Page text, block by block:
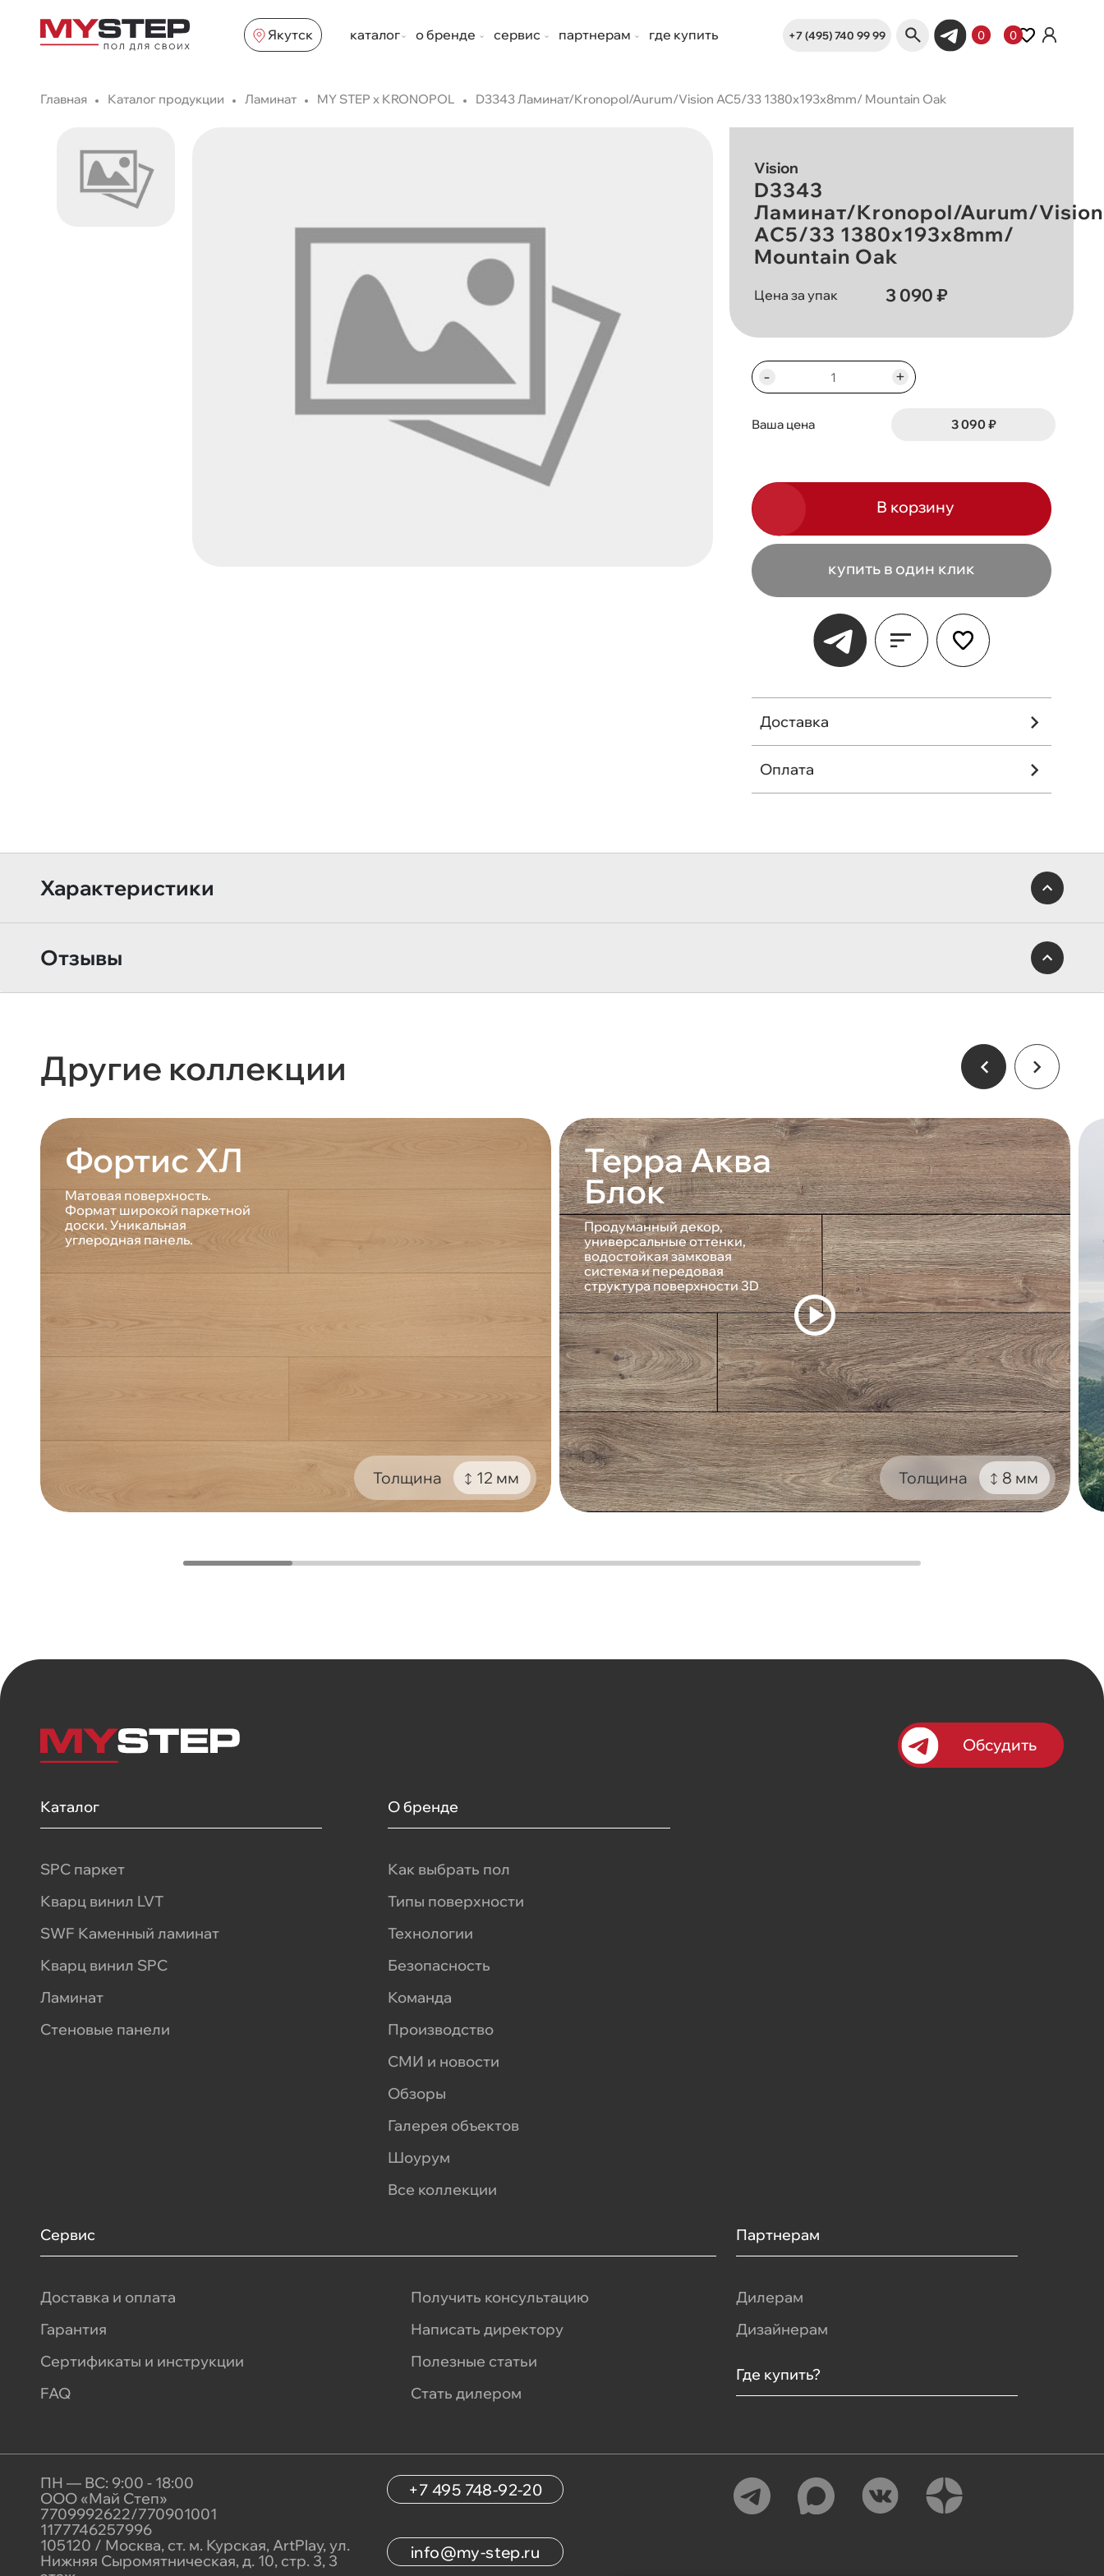
Якутск каталог о бренде сервис партнерам где купить +7 (495) 740 99 99 0 0
Главная Каталог продукции Ламинат MY STEP x KRONOPOL D3343 Ламинат/Kronopol/Aurum/Vision AC5/33 1380х193х8mm/ Mountain Oak
Vision
D3343
Ламинат/Kronopol/Aurum/Vision
AC5/33 1380х193х8mm/
Mountain Oak
Цена за упак 3 090 ₽
- +
Ваша цена 3 090 ₽
В корзину
купить в один клик
Доставка
Оплата
Характеристики
Отзывы
Другие коллекции
Фортис ХЛ
Матовая поверхность.
Формат широкой паркетной
доски. Уникальная
углеродная панель.
Толщина 12 мм
Терра Аква
Блок
Продуманный декор,
универсальные оттенки,
водостойкая замковая
система и передовая
структура поверхности 3D
Толщина 8 мм
Обсудить
Каталог
SPC паркет
Кварц винил LVT
SWF Каменный ламинат
Кварц винил SPC
Ламинат
Стеновые панели
О бренде
Как выбрать пол
Типы поверхности
Технологии
Безопасность
Команда
Производство
СМИ и новости
Обзоры
Галерея объектов
Шоурум
Все коллекции
Сервис
Доставка и оплата
Гарантия
Сертификаты и инструкции
FAQ
Получить консультацию
Написать директору
Полезные статьи
Стать дилером
Партнерам
Дилерам
Дизайнерам
Где купить?
ПН — ВС: 9:00 - 18:00
ООО «Май Степ»
7709992622/770901001
1177746257996
105120 / Москва, ст. м. Курская, ArtPlay, ул.
Нижняя Сыромятническая, д. 10, стр. 3, 3
+7 495 748-92-20
info@my-step.ru